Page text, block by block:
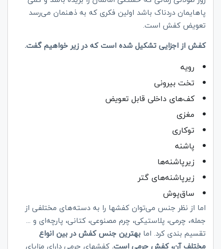
پاهایمان دردناک باشد اولین فکری که به ذهنمان می‌رسد
تعویض کفش است.
کفش از اجزایی تشکیل شده است که در زیر خواهیم گفت.
رویه
تخت بیرونی
کف‌های داخلی قابل تعویض
مغزی
توکاری
پاشنه
زیرپاشنه‌ها
زیرپاشنه‌های گتر
ساق‌پوش
اما از نظر جنس می‌توان کفشها را به دسته‌های مختلفی از
جمله، چرمی، پلاستیکی، چرم مصنوعی، کتانی، پارچه‌ای و ...
تقسیم بندی کرد. اما بهترین جنس کفش در بین انواع
مختلف آن، کفش چرمی است. کفشهای چرمی دارای مزایای